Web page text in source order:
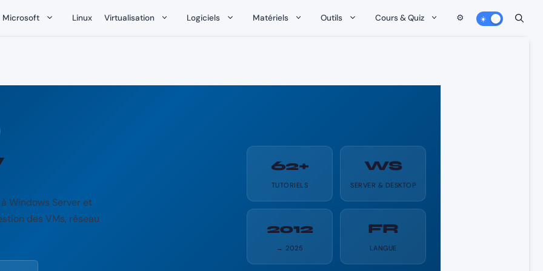
Microsoft Linux Virtualisation Logiciels Matériels Outils Cours & Quiz ⚙️
Windows Server et
des VMs, réseau
62+
TUTORIELS
WS
SERVER & DESKTOP
2012
→ 2025
FR
LANGUE